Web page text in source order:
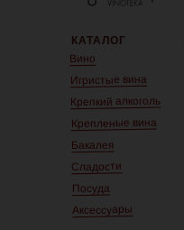
КАТАЛОГ
Вино
Игристые вина
Крепкий алкоголь
Крепленые вина
Бакалея
Сладости
Посуда
Аксессуары